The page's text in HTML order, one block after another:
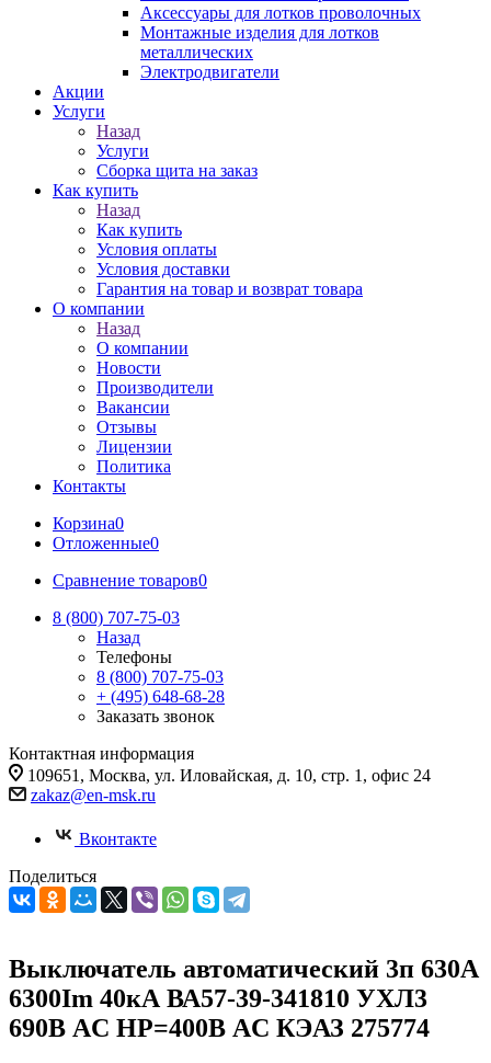
Аксессуары для лотков проволочных
Монтажные изделия для лотков
металлических
Электродвигатели
Акции
Услуги
Назад
Услуги
Сборка щита на заказ
Как купить
Назад
Как купить
Условия оплаты
Условия доставки
Гарантия на товар и возврат товара
О компании
Назад
О компании
Новости
Производители
Вакансии
Отзывы
Лицензии
Политика
Контакты
Корзина0
Отложенные0
Сравнение товаров0
8 (800) 707-75-03
Назад
Телефоны
8 (800) 707-75-03
+ (495) 648-68-28
Заказать звонок
Контактная информация
109651, Москва, ул. Иловайская, д. 10, стр. 1, офис 24
zakaz@en-msk.ru
Вконтакте
Поделиться
Выключатель автоматический 3п 630А
6300Im 40кА ВА57-39-341810 УХЛ3
690В AC НР=400В AC КЭАЗ 275774